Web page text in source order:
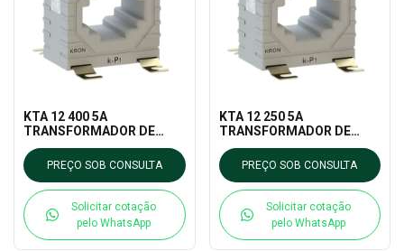
KTA 12 400 5A
TRANSFORMADOR DE
CORRENTE KRON
MEDIDORES
PREÇO SOB CONSULTA
Solicitar cotação
pelo WhatsApp
KTA 12 250 5A
TRANSFORMADOR DE
CORRENTE KRON
MEDIDORES
PREÇO SOB CONSULTA
Solicitar cotação
pelo WhatsApp